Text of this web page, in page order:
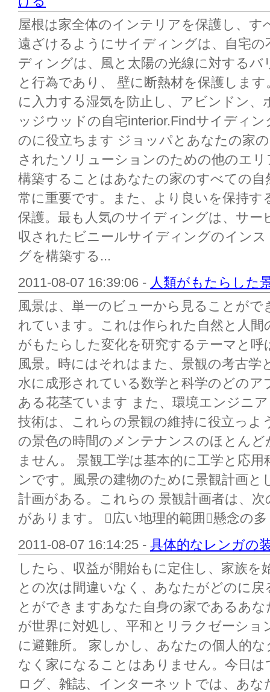
屋根は家全体のインテリアを保護し、
遠ざけるようにサイディングは、自宅
ディングは、風と太陽の光線に対する
と行為であり、 壁に断熱材を保護しま
に入力する湿気を防止し、アビンドン
ッジウッドの自宅interior.Findサイディ
のに役立ちます ジョッパとあなたの家
されたソリューションのための他のエ
構築することはあなたの家のすべての
常に重要です。また、より良いを保持
保護。最も人気のサイディングは、サ
収されたビニールサイディングのイン
グを構築する...
2011-08-07 16:39:06 - 人類がもたらした
風景は、単一のビューから見ることが
れています。これは作られた自然と人
がもたらした変化を研究するテーマと
風景。時にはそれはまた、景観の考古学
水に成形されている数学と科学のどの
ある花茎ています また、環境エンジニ
技術は、これらの景観の維持に役立っ
の景色の時間のメンテナンスのほとん
ません。 景観工学は基本的に工学と応
ンです。風景の建物のために景観計画
計画がある。これらの 景観計画者は、
があります。 広い地理的範囲懸念の
2011-08-07 16:14:25 - 具体的なレンガの
したら、収益が開始もに定住し、家族
との次は間違いなく、あなたがどのに
とができますあなた自身の家であるあ
が世界に対処し、平和とリラクゼーシ
に避難所。 家しかし、あなたの個人的
なく家になることはありません。今日
ログ、雑誌、インターネットでは、あ